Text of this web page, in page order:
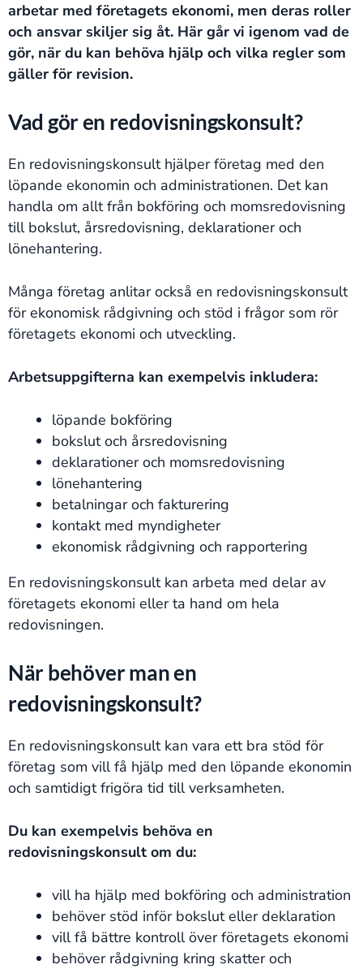
arbetar med företagets ekonomi, men deras roller
och ansvar skiljer sig åt. Här går vi igenom vad de
gör, när du kan behöva hjälp och vilka regler som
gäller för revision.
Vad gör en redovisningskonsult?
En redovisningskonsult hjälper företag med den
löpande ekonomin och administrationen. Det kan
handla om allt från bokföring och momsredovisning
till bokslut, årsredovisning, deklarationer och
lönehantering.
Många företag anlitar också en redovisningskonsult
för ekonomisk rådgivning och stöd i frågor som rör
företagets ekonomi och utveckling.
Arbetsuppgifterna kan exempelvis inkludera:
löpande bokföring
bokslut och årsredovisning
deklarationer och momsredovisning
lönehantering
betalningar och fakturering
kontakt med myndigheter
ekonomisk rådgivning och rapportering
En redovisningskonsult kan arbeta med delar av
företagets ekonomi eller ta hand om hela
redovisningen.
När behöver man en
redovisningskonsult?
En redovisningskonsult kan vara ett bra stöd för
företag som vill få hjälp med den löpande ekonomin
och samtidigt frigöra tid till verksamheten.
Du kan exempelvis behöva en
redovisningskonsult om du:
vill ha hjälp med bokföring och administration
behöver stöd inför bokslut eller deklaration
vill få bättre kontroll över företagets ekonomi
behöver rådgivning kring skatter och